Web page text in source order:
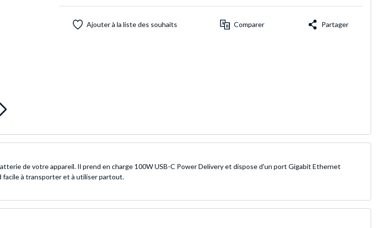
Ajouter à la liste des souhaits Comparer Partager
de votre appareil. Il prend en charge 100W USB-C Power Delivery et dispose d'un port Gigabit Ethernet
facile à transporter et à utiliser partout.